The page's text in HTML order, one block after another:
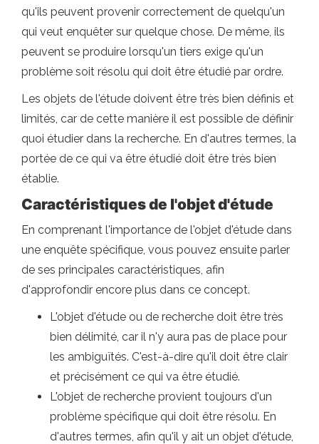
qu'ils peuvent provenir correctement de quelqu'un
qui veut enquêter sur quelque chose. De même, ils
peuvent se produire lorsqu'un tiers exige qu'un
problème soit résolu qui doit être étudié par ordre.
Les objets de l'étude doivent être très bien définis et
limités, car de cette manière il est possible de définir
quoi étudier dans la recherche. En d'autres termes, la
portée de ce qui va être étudié doit être très bien
établie.
Caractéristiques de l'objet d'étude
En comprenant l'importance de l'objet d'étude dans
une enquête spécifique, vous pouvez ensuite parler
de ses principales caractéristiques, afin
d'approfondir encore plus dans ce concept.
L'objet d'étude ou de recherche doit être très
bien délimité, car il n'y aura pas de place pour
les ambiguïtés. C'est-à-dire qu'il doit être clair
et précisément ce qui va être étudié.
L'objet de recherche provient toujours d'un
problème spécifique qui doit être résolu. En
d'autres termes, afin qu'il y ait un objet d'étude,